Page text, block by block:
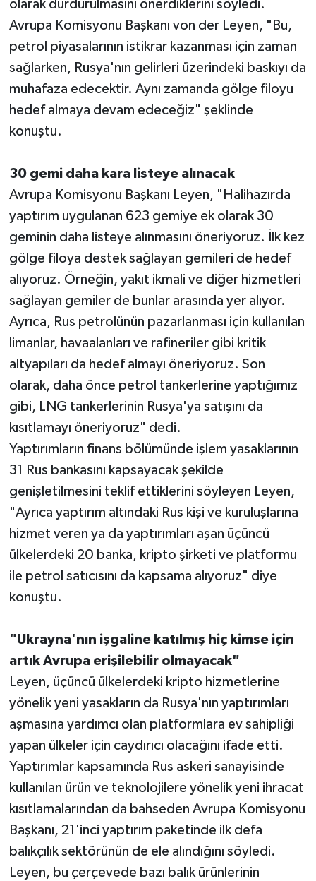
olarak durdurulmasını önerdiklerini söyledi.
Avrupa Komisyonu Başkanı von der Leyen, "Bu,
petrol piyasalarının istikrar kazanması için zaman
sağlarken, Rusya'nın gelirleri üzerindeki baskıyı da
muhafaza edecektir. Aynı zamanda gölge filoyu
hedef almaya devam edeceğiz" şeklinde
konuştu.
30 gemi daha kara listeye alınacak
Avrupa Komisyonu Başkanı Leyen, "Halihazırda
yaptırım uygulanan 623 gemiye ek olarak 30
geminin daha listeye alınmasını öneriyoruz. İlk kez
gölge filoya destek sağlayan gemileri de hedef
alıyoruz. Örneğin, yakıt ikmali ve diğer hizmetleri
sağlayan gemiler de bunlar arasında yer alıyor.
Ayrıca, Rus petrolünün pazarlanması için kullanılan
limanlar, havaalanları ve rafineriler gibi kritik
altyapıları da hedef almayı öneriyoruz. Son
olarak, daha önce petrol tankerlerine yaptığımız
gibi, LNG tankerlerinin Rusya'ya satışını da
kısıtlamayı öneriyoruz" dedi.
Yaptırımların finans bölümünde işlem yasaklarının
31 Rus bankasını kapsayacak şekilde
genişletilmesini teklif ettiklerini söyleyen Leyen,
"Ayrıca yaptırım altındaki Rus kişi ve kuruluşlarına
hizmet veren ya da yaptırımları aşan üçüncü
ülkelerdeki 20 banka, kripto şirketi ve platformu
ile petrol satıcısını da kapsama alıyoruz" diye
konuştu.
"Ukrayna'nın işgaline katılmış hiç kimse için
artık Avrupa erişilebilir olmayacak"
Leyen, üçüncü ülkelerdeki kripto hizmetlerine
yönelik yeni yasakların da Rusya'nın yaptırımları
aşmasına yardımcı olan platformlara ev sahipliği
yapan ülkeler için caydırıcı olacağını ifade etti.
Yaptırımlar kapsamında Rus askeri sanayisinde
kullanılan ürün ve teknolojilere yönelik yeni ihracat
kısıtlamalarından da bahseden Avrupa Komisyonu
Başkanı, 21'inci yaptırım paketinde ilk defa
balıkçılık sektörünün de ele alındığını söyledi.
Leyen, bu çerçevede bazı balık ürünlerinin